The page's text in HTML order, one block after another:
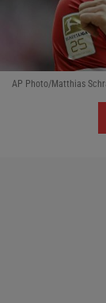
AP Photo/Matthias